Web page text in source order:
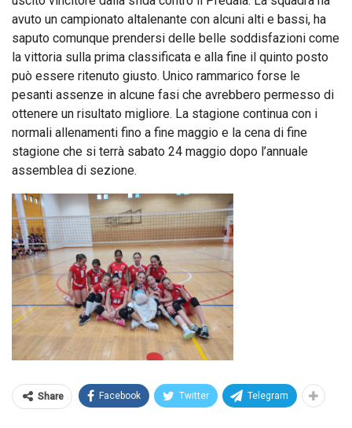
avuto un campionato altalenante con alcuni alti e bassi, ha
saputo comunque prendersi delle belle soddisfazioni come
la vittoria sulla prima classificata e alla fine il quinto posto
può essere ritenuto giusto. Unico rammarico forse le
pesanti assenze in alcune fasi che avrebbero permesso di
ottenere un risultato migliore. La stagione continua con i
normali allenamenti fino a fine maggio e la cena di fine
stagione che si terrà sabato 24 maggio dopo l’annuale
assemblea di sezione.
Share Facebook Twitter Telegram